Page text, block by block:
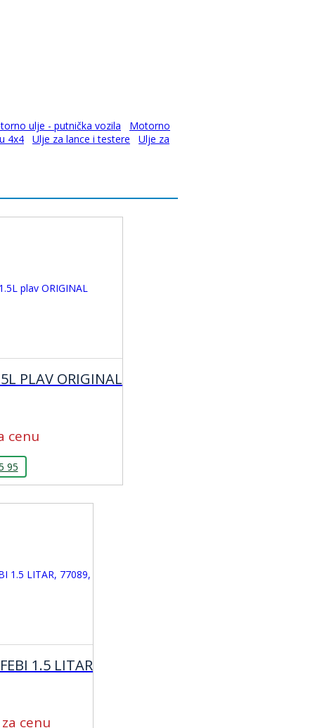
ulje - putnička vozila
Motorno
4x4 Ulje za lance i testere
Ulje za
PLAV ORIGINAL
cenu
95
1.5 LITAR
cenu